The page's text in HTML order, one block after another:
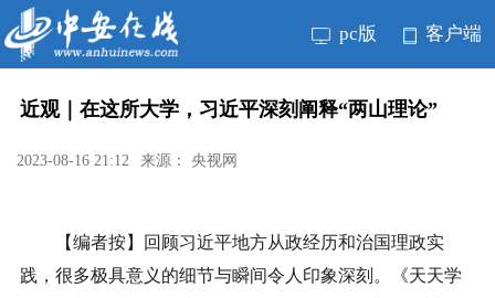
pc版 客户端
近观｜在这所大学，习近平深刻阐释“两山理论”
2023-08-16 21:12 来源： 央视网
【编者按】回顾习近平地方从政经历和治国理政实
践，很多极具意义的细节与瞬间令人印象深刻。《天天学